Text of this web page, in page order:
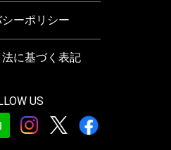
ーポリシー
に基づく表記
US